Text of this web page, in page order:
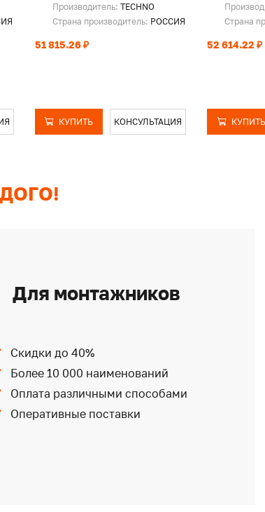
Производитель: TECHNO
Страна производитель: РОССИЯ
51 815.26 ₽
КУПИТЬ КОНСУЛЬТАЦИЯ
Страна
52 614.22 ₽
КУПИТЬ
Для монтажников
Скидки до 40%
Более 10 000 наименований
Оплата различными способами
Оперативные поставки